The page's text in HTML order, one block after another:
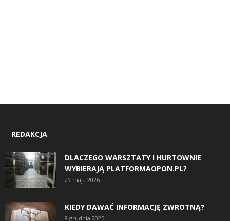
REDAKCJA
DLACZEGO WARSZTATY I HURTOWNIE
WYBIERAJĄ PLATFORMAOPON.PL?
29 maja 2026
KIEDY DAWAĆ INFORMACJĘ ZWROTNĄ?
8 grudnia 2025